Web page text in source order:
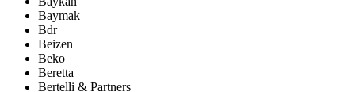
Baymak
Bdr
Beizen
Beko
Beretta
Bertelli & Partners